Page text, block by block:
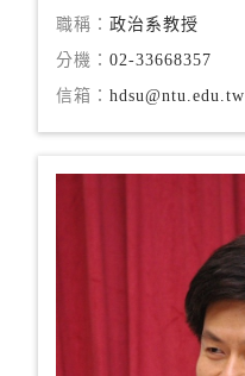
職稱：政治系教授
分機：02-33668357
信箱：hdsu@ntu.edu.tw